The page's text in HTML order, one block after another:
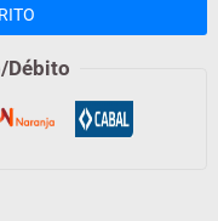
Débito